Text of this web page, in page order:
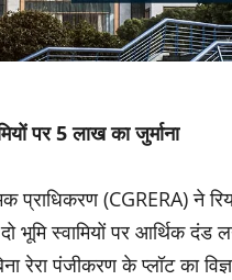
पर 5 लाख का जुर्माना
प्राधिकरण (CGRERA) ने
भूमि स्वामियों पर आर्थिक
रेरा पंजीकरण के प्लॉट का